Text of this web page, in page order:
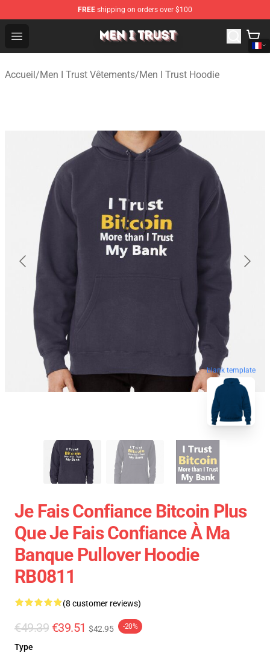
FREE shipping on orders over $100
Open menu
Men I Trust Shop - Official Men I Trust Merchandise Store
Accueil/Men I Trust Vêtements/Men I Trust Hoodie
blank template
Je Fais Confiance Bitcoin Plus
Que Je Fais Confiance À Ma
Banque Pullover Hoodie
RB0811
(8 customer reviews)
€49.39 €39.51 $42.95 -20%
Type